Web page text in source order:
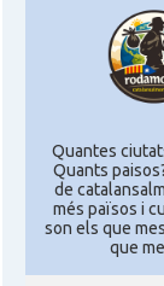
Quantes
Quants
de
més països i
son els que
que